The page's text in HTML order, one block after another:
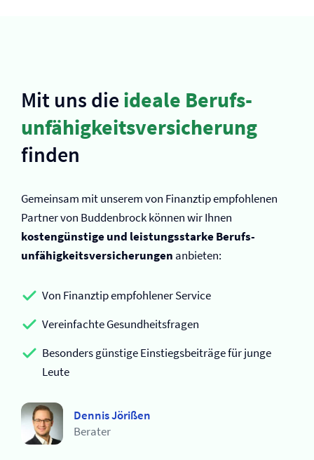
Mit uns die ideale Berufs­
unfähigkeits­versicherung
finden
Gemeinsam mit unserem von Finanztip empfohlenen
Partner von Buddenbrock können wir Ihnen
kostengünstige und leistungsstarke Berufs­
unfähigkeits­versicherungen anbieten:
Von Finanztip empfohlener Service
Vereinfachte Gesundheitsfragen
Besonders günstige Einstiegsbeiträge für junge
Leute
Dennis Jörißen
Berater